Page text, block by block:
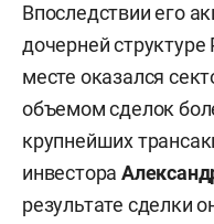
Впоследствии его
дочерней
месте оказался
объемом сделок
крупнейших
инвестора
результате сделки